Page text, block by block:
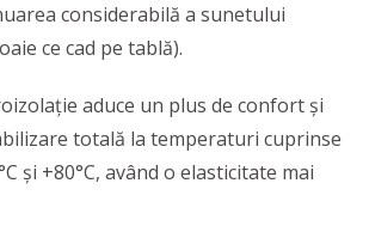
considerabilă a sunetului
ce cad pe tablă).
aduce un plus de confort și
totală la temperaturi cuprinse
și +80°C, având o elasticitate mai